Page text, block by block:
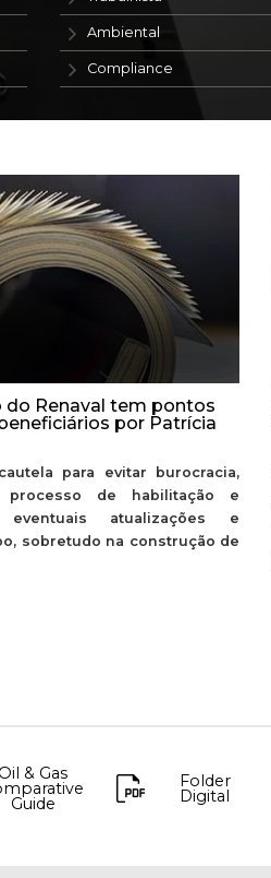
Ambiental
Compliance
do Renaval tem pontos
por Patrícia
para evitar burocracia,
de habilitação e
atualizações e
sobretudo na construção de
Oil & Gas
Guide
Folder
Digital